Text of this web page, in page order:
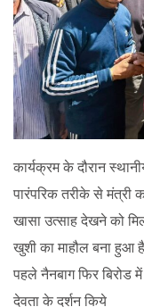
कार्यक्रम के दौरान
पारंपरिक तरीके से
खासा उत्साह देखने को
खुशी का माहौल बना हुआ
पहले नैनबाग फिर बिरोड
देवता के दर्शन किये